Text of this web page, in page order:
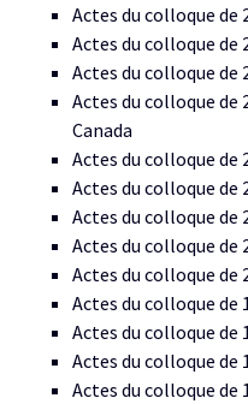
Actes du colloque de
Actes du colloque de
Actes du colloque de
Actes du colloque de
Canada
Actes du colloque de
Actes du colloque de
Actes du colloque de
Actes du colloque de
Actes du colloque de
Actes du colloque de
Actes du colloque de
Actes du colloque de
Actes du colloque de